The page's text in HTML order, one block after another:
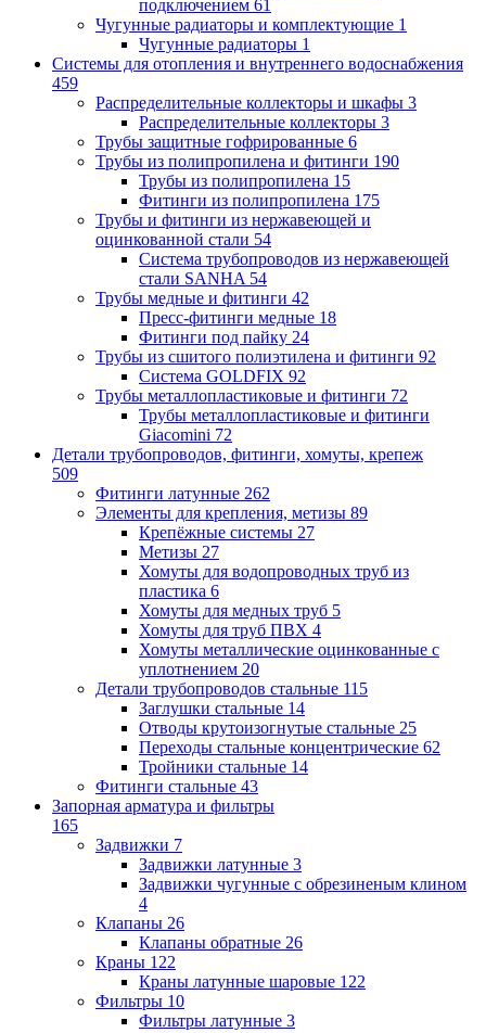
подключением 61
Чугунные радиаторы и комплектующие 1
Чугунные радиаторы 1
Системы для отопления и внутреннего водоснабжения
459
Распределительные коллекторы и шкафы 3
Распределительные коллекторы 3
Трубы защитные гофрированные 6
Трубы из полипропилена и фитинги 190
Трубы из полипропилена 15
Фитинги из полипропилена 175
Трубы и фитинги из нержавеющей и
оцинкованной стали 54
Система трубопроводов из нержавеющей
стали SANHA 54
Трубы медные и фитинги 42
Пресс-фитинги медные 18
Фитинги под пайку 24
Трубы из сшитого полиэтилена и фитинги 92
Система GOLDFIX 92
Трубы металлопластиковые и фитинги 72
Трубы металлопластиковые и фитинги
Giacomini 72
Детали трубопроводов, фитинги, хомуты, крепеж
509
Фитинги латунные 262
Элементы для крепления, метизы 89
Крепёжные системы 27
Метизы 27
Хомуты для водопроводных труб из
пластика 6
Хомуты для медных труб 5
Хомуты для труб ПВХ 4
Хомуты металлические оцинкованные с
уплотнением 20
Детали трубопроводов стальные 115
Заглушки стальные 14
Отводы крутоизогнутые стальные 25
Переходы стальные концентрические 62
Тройники стальные 14
Фитинги стальные 43
Запорная арматура и фильтры
165
Задвижки 7
Задвижки латунные 3
Задвижки чугунные с обрезиненым клином
4
Клапаны 26
Клапаны обратные 26
Краны 122
Краны латунные шаровые 122
Фильтры 10
Фильтры латунные 3